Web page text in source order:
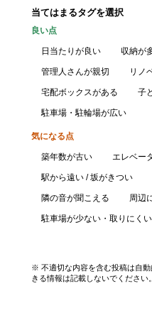
当てはまるタグを選択
良い点
日当たりが良い 収納が
管理人さんが親切 リノ
宅配ボックスがある 子
駐車場・駐輪場が広い
気になる点
築年数が古い エレベー
駅から遠い / 坂がきつい
隣の音が聞こえる 周辺
駐車場が少ない・取りにくい
※ 不適切な内容を含む投稿は自
きる情報は記載しないでください。